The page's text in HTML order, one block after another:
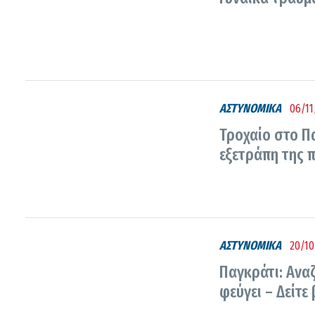
ΑΣΤΥΝΟΜΙΚΑ 06/
Τροχαίο στο
εξετράπη της
ΑΣΤΥΝΟΜΙΚΑ 20/
Παγκράτι:
φεύγει – Δείτε